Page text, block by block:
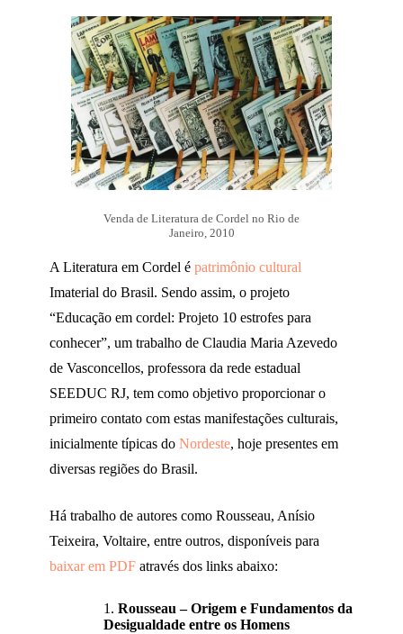
Venda de Literatura de Cordel no Rio de
Janeiro, 2010
A Literatura em Cordel é patrimônio cultural
Imaterial do Brasil. Sendo assim, o projeto
“Educação em cordel: Projeto 10 estrofes para
conhecer”, um trabalho de Claudia Maria Azevedo
de Vasconcellos, professora da rede estadual
SEEDUC RJ, tem como objetivo proporcionar o
primeiro contato com estas manifestações culturais,
inicialmente típicas do Nordeste, hoje presentes em
diversas regiões do Brasil.
Há trabalho de autores como Rousseau, Anísio
Teixeira, Voltaire, entre outros, disponíveis para
baixar em PDF através dos links abaixo:
Rousseau – Origem e Fundamentos da
Desigualdade entre os Homens